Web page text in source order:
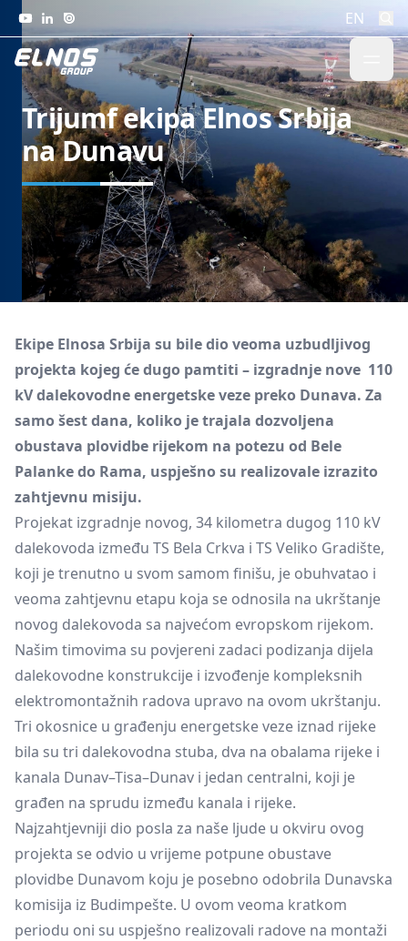
Skip to content EN
Trijumf ekipa Elnos Srbija
na Dunavu
Ekipe Elnosa Srbija su bile dio veoma uzbudljivog
projekta kojeg će dugo pamtiti – izgradnje nove 110
kV dalekovodne energetske veze preko Dunava. Za
samo šest dana, koliko je trajala dozvoljena
obustava plovidbe rijekom na potezu od Bele
Palanke do Rama, uspješno su realizovale izrazito
zahtjevnu misiju.
Projekat izgradnje novog, 34 kilometra dugog 110 kV
dalekovoda između TS Bela Crkva i TS Veliko Gradište,
koji je trenutno u svom samom finišu, je obuhvatao i
veoma zahtjevnu etapu koja se odnosila na ukrštanje
novog dalekovoda sa najvećom evropskom rijekom.
Našim timovima su povjereni zadaci podizanja dijela
dalekovodne konstrukcije i izvođenje kompleksnih
elektromontažnih radova upravo na ovom ukrštanju.
Tri okosnice u građenju energetske veze iznad rijeke
bila su tri dalekovodna stuba, dva na obalama rijeke i
kanala Dunav–Tisa–Dunav i jedan centralni, koji je
građen na sprudu između kanala i rijeke.
Najzahtjevniji dio posla za naše ljude u okviru ovog
projekta se odvio u vrijeme potpune obustave
plovidbe Dunavom koju je posebno odobrila Dunavska
komisija iz Budimpešte. U ovom veoma kratkom
periodu oni su uspješno realizovali radove na montaži